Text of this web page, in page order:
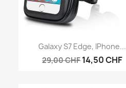
Aperçu rapide
Galaxy S7 Edge, IPhone...
29,00 CHF14,50 CHF